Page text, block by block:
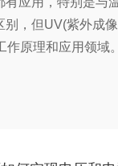
但UV(紫外成像
理和应用领域